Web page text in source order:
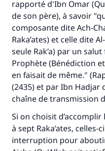
rapporté d'Ibn Omar
de son père), à savoir
composante diteAch-
Raka’ates) et celle dite
seule Rak’a) par un
Prophète (Bénédiction
en faisait de même."
(2435) et par Ibn Hadjar
chaîne de transmission
Si on choisit d’accomplir
à sept Raka’ates,
interruption pour